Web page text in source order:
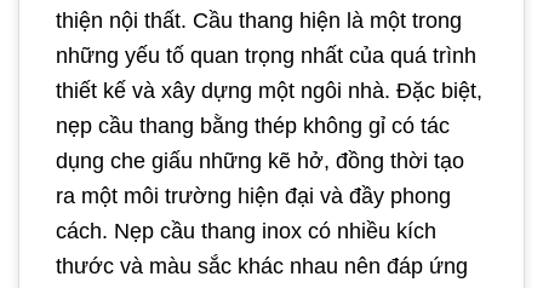
thiện nội thất. Cầu thang hiện là một trong
những yếu tố quan trọng nhất của quá trình
thiết kế và xây dựng một ngôi nhà. Đặc biệt,
nẹp cầu thang bằng thép không gỉ có tác
dụng che giấu những kẽ hở, đồng thời tạo
ra một môi trường hiện đại và đầy phong
cách. Nẹp cầu thang inox có nhiều kích
thước và màu sắc khác nhau nên đáp ứng